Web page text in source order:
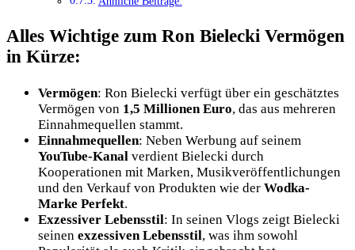
Alles Wichtige zum Ron Bielecki Vermögen
in Kürze:
Vermögen: Ron Bielecki verfügt über ein geschätztes
Vermögen von 1,5 Millionen Euro, das aus mehreren
Einnahmequellen stammt.
Einnahmequellen: Neben Werbung auf seinem
YouTube-Kanal verdient Bielecki durch
Kooperationen mit Marken, Musikveröffentlichungen
und den Verkauf von Produkten wie der Wodka-
Marke Perfekt.
Exzessiver Lebensstil: In seinen Vlogs zeigt Bielecki
seinen exzessiven Lebensstil, was ihm sowohl